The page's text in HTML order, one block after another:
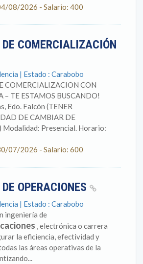
08/2026 - Salario: 400
DE COMERCIALIZACIÓN
| Estado : Carabobo
COMERCIALIZACION CON
– TE ESTAMOS BUSCANDO!
Edo. Falcón (TENER
DE CAMBIAR DE
Modalidad: Presencial. Horario:
07/2026 - Salario: 600
OPERACIONES
| Estado : Carabobo
ingeniería de
, electrónica o carrera
la eficiencia, efectividad y
las áreas operativas de la